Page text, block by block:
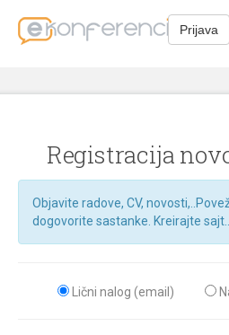
Prijava
Registracija
Objavite radove, CV,
dogovorite sastanke. Kreirajte sajt...
Lični nalog (email)